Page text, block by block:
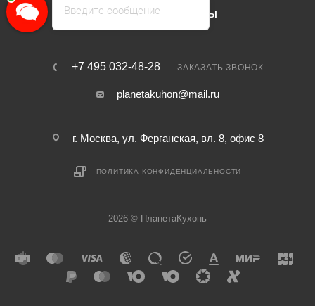
КАТАЛОГ БРЕНДЫ
+7 495 032-48-28 ЗАКАЗАТЬ ЗВОНОК
planetakuhon@mail.ru
г. Москва, ул. Ферганская, вл. 8, офис 8
ПОЛИТИКА КОНФИДЕНЦИАЛЬНОСТИ
2026 © ПланетаКухонь
Введите сообщение